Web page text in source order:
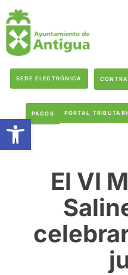
SEDE ELECTRÓNICA
PAGOS PORTAL
El VI
Abrir barra de herramientas